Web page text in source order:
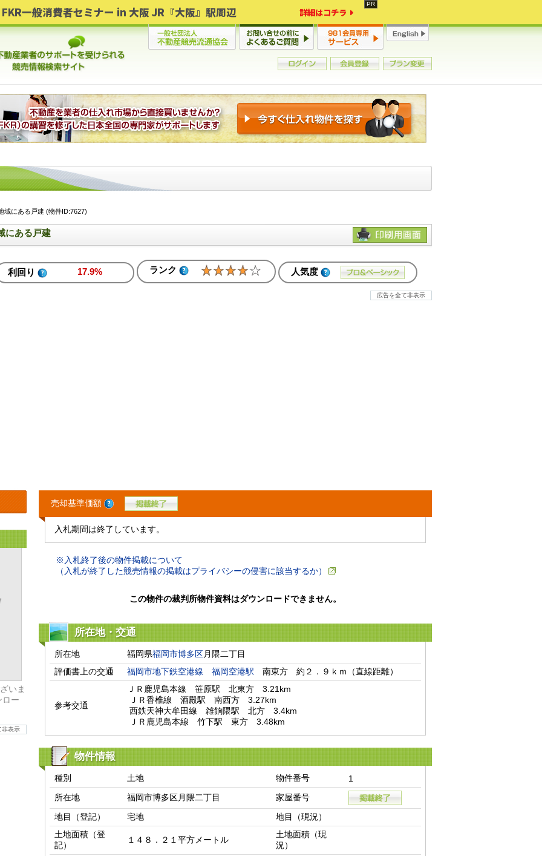
FKR一般消費者セミナー in 大阪 JR『大阪』駅周辺 詳細はコチラ
域にある戸建 (物件ID:7627)
にある戸建
利回り 17.9% ランク 人気度
広告を全て非表示
いま
ロー
非表示
売却基準価額
入札期間は終了しています。
※入札終了後の物件掲載について
（入札が終了した競売情報の掲載はプライバシーの侵害に該当するか）
この物件の裁判所物件資料はダウンロードできません。
所在地・交通
所在地 福岡県福岡市博多区月隈二丁目
評価書上の交通
福岡市地下鉄空港線 福岡空港駅 南東方　約２．９ｋｍ（直線距離）
参考交通
ＪＲ鹿児島本線　笹原駅　北東方　3.21km
ＪＲ鹿児島本線　竹下駅　東方　3.48km
物件情報
種別 土地 物件番号
1
所在地
福岡市博多区月隈二丁目
家屋番号
地目（登記）
宅地
地目（現況）
土地面積（登
記）
１４８．２１平方メートル
土地面積（現
況）